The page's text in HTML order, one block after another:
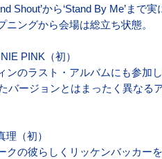
Shout’から‘Stand By Me’ま
ニングから会場は総立ち状態。
PINK（初）
ンのラスト・アルバムにも参加
バージョンとはまったく異なる
理（初）
クの彼らしくリッケンバッカー